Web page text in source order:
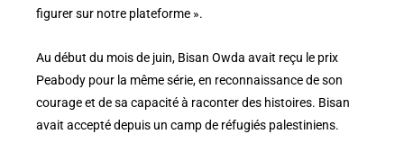
figurer sur notre plateforme ».
Au début du mois de juin, Bisan Owda avait reçu le prix
Peabody pour la même série, en reconnaissance de son
courage et de sa capacité à raconter des histoires. Bisan
avait accepté depuis un camp de réfugiés palestiniens.